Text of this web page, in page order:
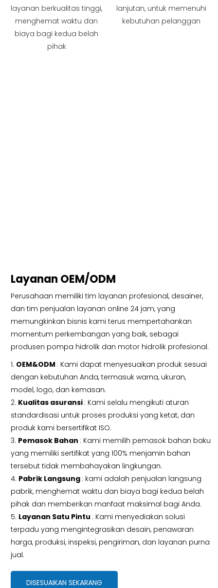
layanan berkualitas tinggi,
menghemat waktu dan
biaya bagi kedua belah
pihak
lanjutan, untuk memenuhi
kebutuhan pelanggan
Layanan OEM/ODM
Perusahaan memiliki tim layanan profesional, desainer,
dan tim penjualan layanan online 24 jam, yang
memungkinkan bisnis kami terus mempertahankan
momentum perkembangan yang baik, sebagai
produsen pompa hidrolik dan motor hidrolik profesional.
1. OEM&ODM : Kami dapat menyesuaikan produk sesuai
dengan kebutuhan Anda, termasuk warna, ukuran,
model, logo, dan kemasan.
2. Kualitas asuransi : Kami selalu mengikuti aturan
standardisasi untuk proses produksi yang ketat, dan
produk kami bersertifikat ISO.
3. Pemasok Bahan : Kami memilih pemasok bahan baku
yang memiliki sertifikat yang 100% menjamin bahan
tersebut tidak membahayakan lingkungan.
4. Pabrik Langsung : kami adalah penjualan langsung
pabrik, menghemat waktu dan biaya bagi kedua belah
pihak dan memberikan manfaat maksimal bagi Anda.
5. Layanan Satu Pintu : Kami menyediakan solusi
terpadu yang mengintegrasikan desain, penawaran
harga, produksi, inspeksi, pengiriman, dan layanan purna
jual.
DISESUAIKAN SEKARANG